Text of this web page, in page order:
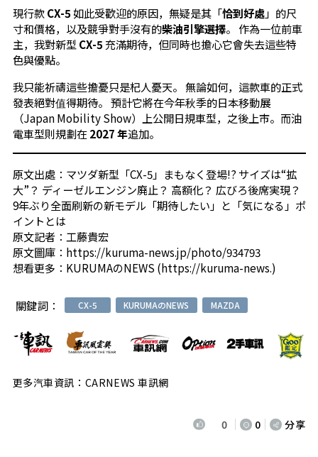
現行款CX-5如此受歡迎的原因，無疑是其「恰到好處」的尺
寸和價格，以及競爭對手沒有的柴油引擎選擇。 作為一位前車
主，我對新型 CX-5 充滿期待，但同時也擔心它會失去這些特
色與優點。
我只能祈禱這些擔憂只是杞人憂天。 無論如何，這款車的正式
發表絕對值得期待。 預計它將在今年秋季的日本移動展
（Japan Mobility Show）上公開日規車型，之後上市。而油
電車型則規劃在2027 年追加。
原文出處： マツダ新型「CX-5」まもなく登場!? サイズは“拡
大”？ ディーゼルエンジン廃止？ 高額化？ 広びろ後席実現？
9年ぶり全面刷新の新モデル「期待したい」と「気になる」ポ
イントとは
原文記者： 工藤貴宏
原文圖庫： https://kuruma-news.jp/photo/934793
想看更多： KURUMAのNEWS (https://kuruma-news.)
關鍵詞： CX-5 KURUMAのNEWS MAZDA
更多汽車資訊：CARNEWS 車訊網
0 0 分享